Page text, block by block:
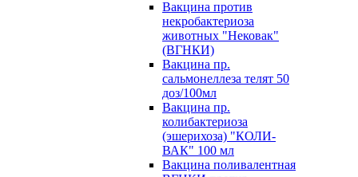
Вакцина против
некробактериоза
животных "Нековак"
(ВГНКИ)
Вакцина пр.
сальмонеллеза телят 50
доз/100мл
Вакцина пр.
колибактериоза
(эшерихоза) "КОЛИ-
ВАК" 100 мл
Вакцина поливалентная